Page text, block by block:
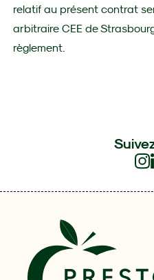
relatif au présent contrat
arbitraire CEE de
règlement.